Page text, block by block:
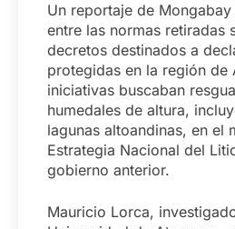
Un reportaje de
entre las normas retiradas
decretos destinados a
protegidas en la región de
iniciativas buscaban
humedales de altura,
lagunas altoandinas, en el
Estrategia Nacional del
gobierno anterior.
Mauricio Lorca,